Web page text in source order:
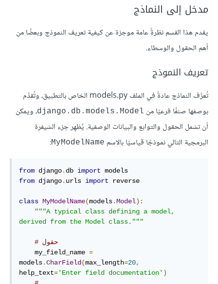
مدخل إلى النماذج
يقدم هذا القسم نظرةً عامة موجزة عن كيفية تعريف النموذج وبعضًا من
أهم الحقول والوسطاء.
تعريف النموذج
تُعرَّف النماذج عادةً في الملف models.py الخاص بالتطبيق، وتُقدَّم
بوصفها صنفًا فرعيًا من django.db.models.Model، ويمكن
أن تشمل الحقول والتوابع والبيانات الوصفية. يُظهِر جزء الشيفرة
البرمجية التالي نموذجًا قياسيًا بالاسم MyModelName
:
from django. db import
from django. urls import reverse
class MyModelName(models.Model):
"""A typical class defining a model,
derived from the Model class."""
# حقول
    my_field_name
=
models.CharField(max_length=20,
help_text='Enter field documentation' )